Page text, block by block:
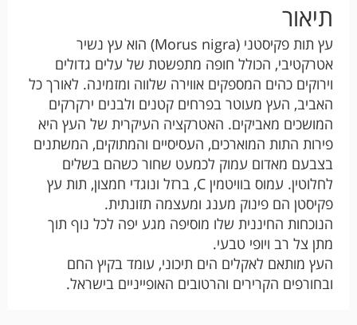
תיאור
עץ תות פקיסטני (Morus nigra) הוא עץ נשיר
אטרקטיבי, הכולל חופה מתפשטת של עלים גדולים
וירוקים כהים המספקים אווירה שלווה ומזמינה. לאורך כל
האביב, העץ מעוטר בפרחים קטנים ולבנים ירקרקים
המושכים מאביקים. האטרקציה העיקרית של העץ היא
פירות התות המוארכים, העסיסיים והמתוקים, המשתנים
בצבעם מאדום עמוק לכמעט שחור כשהם בשלים
לחלוטין. עמוס בוויטמין C, ברזל ונוגדי חמצון, תות עץ
פקיסטן הם פינוק מענג ומעצמה תזונתית.
הנוכחות החיננית שלו מוסיפה מגע יפה לכל נוף תוך
מתן צל רב ויופי טבעי.
העץ מותאם לאקלים הים תיכוני, עומד בקיץ החם
ובחורפים הקרירים והרטובים האופייניים בישראל.